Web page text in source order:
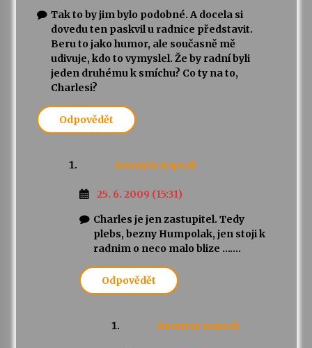
Petr Adamec – Malovaný svět
30. 6. 2026
Tak to by jim bylo podobné. A docela si
dovedu ten paskvil u radnice představit.
Beru to jako humor, ale současně mě
udivuje, kdo to vymyslel. Že by radní byli
jeden druhému k smíchu? Co ty na to,
Charlesi?
Odpovědět
Anonym napsal:
25. 6. 2009 (15:31)
Charles je jen zastupitel. Tedy
plebs, bezny Humpolak, jen stoji k
radnim o neco malo blize …….
Odpovědět
Anonym napsal: